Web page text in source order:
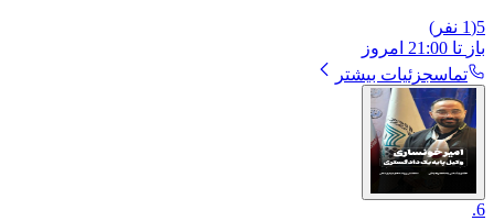
5
(
1 نفر)
باز تا 21:00 امروز
تماسجزئیات بیشتر
6
.